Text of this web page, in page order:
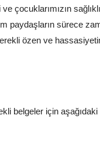
çocuklarımızın
paydaşların sürece
özen ve
belgeler için